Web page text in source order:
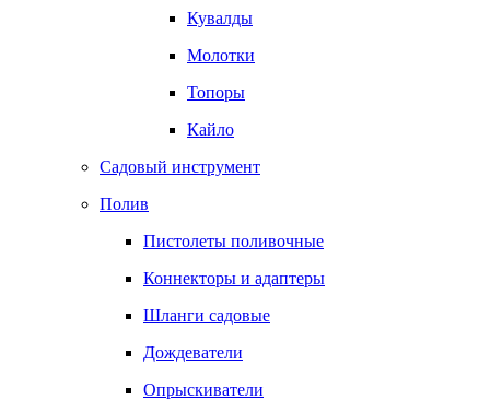
Кувалды
Молотки
Топоры
Кайло
Садовый инструмент
Полив
Пистолеты поливочные
Коннекторы и адаптеры
Шланги садовые
Дождеватели
Опрыскиватели